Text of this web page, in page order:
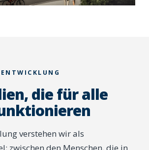
die für alle
verstehen wir als